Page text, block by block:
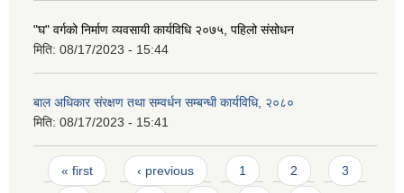
"घ" वर्गको निर्माण व्यवसायी कार्यविधि २०७५, पहिलो संसोधन
मिति: 08/17/2023 - 15:44
बाल अधिकार संरक्षण तथा सम्वर्धन सम्बन्धी कार्यविधि, २०८०
मिति: 08/17/2023 - 15:41
Pages
« first ‹ previous 1 2 3